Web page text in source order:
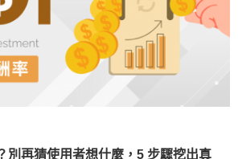
別再猜使用者想什麼，5 步驟挖出真